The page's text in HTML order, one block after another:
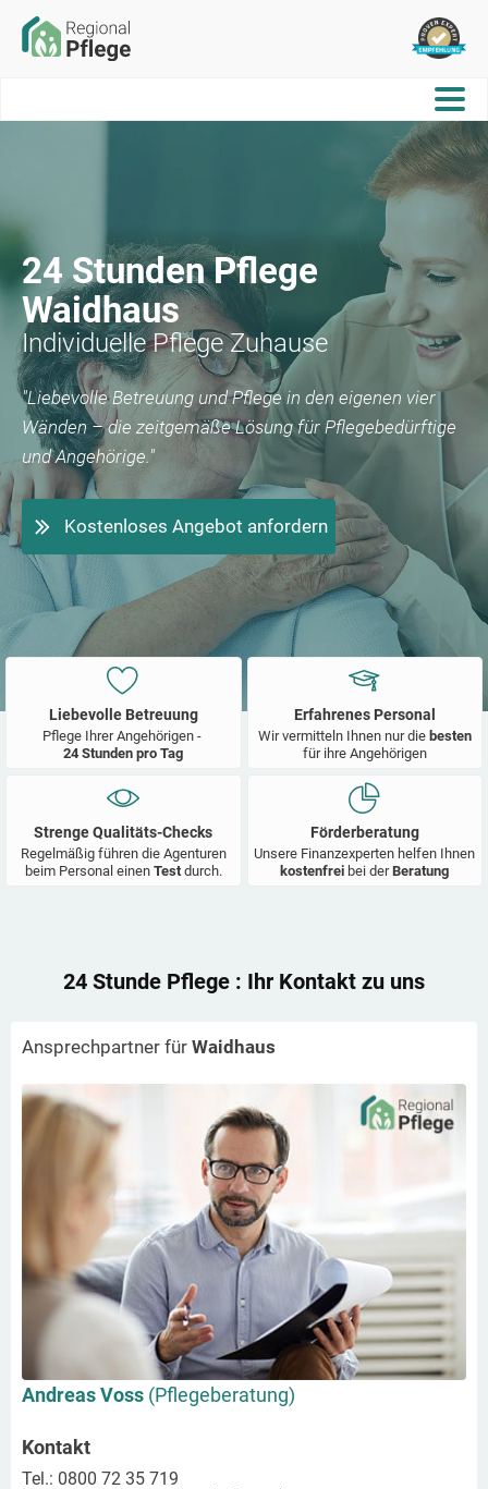
24 Stunden Pflege
Waidhaus
Individuelle Pflege Zuhause
"Liebevolle Betreuung und Pflege in den eigenen vier
Wänden – die zeitgemäße Lösung für Pflegebedürftige
und Angehörige."
Kostenloses Angebot anfordern
Liebevolle Betreuung
Pflege Ihrer Angehörigen -
24 Stunden pro Tag
Erfahrenes Personal
Wir vermitteln Ihnen nur die besten
für ihre Angehörigen
Strenge Qualitäts-Checks
Regelmäßig führen die Agenturen
beim Personal einen Test durch.
Förderberatung
Unsere Finanzexperten helfen Ihnen
kostenfrei bei derBeratung
24 Stunde Pflege : Ihr Kontakt zu uns
Ansprechpartner für Waidhaus
Andreas Voss (Pflegeberatung)
Kontakt
Tel.: 0800 72 35 719